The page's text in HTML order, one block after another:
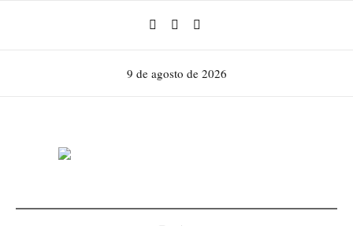
9 de agosto de 2026